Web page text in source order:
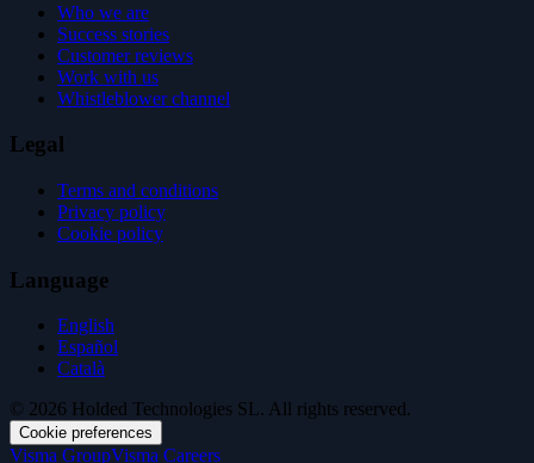
Who we are
Success stories
Customer reviews
Work with us
Whistleblower channel
Legal
Terms and conditions
Privacy policy
Cookie policy
Language
English
Español
Català
© 2026 Holded Technologies SL. All rights reserved.
Cookie preferences
Visma GroupVisma Careers